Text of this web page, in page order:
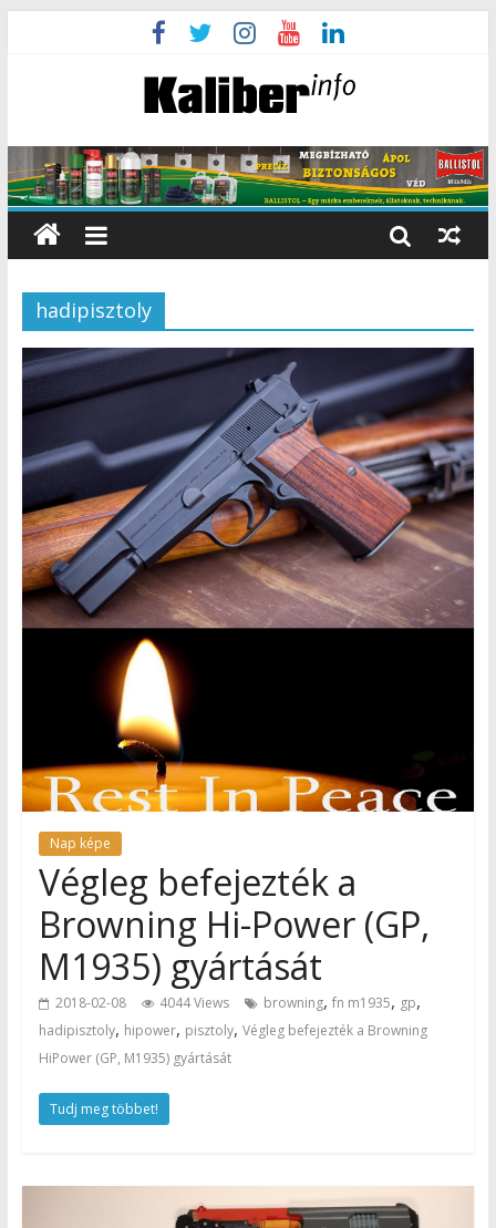
hadipisztoly
Nap képe
Végleg befejezték a
Browning Hi-Power (GP,
M1935) gyártását
2018-02-08 4044 Views browning, fn m1935, gp,
hadipisztoly, hipower, pisztoly, Végleg befejezték a Browning
HiPower (GP, M1935) gyártását
Tudj meg többet!